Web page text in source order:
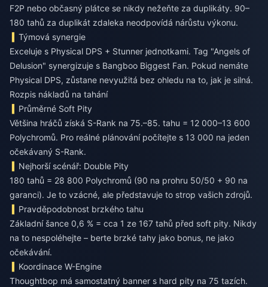
F2P nebo občasný plátce se nikdy nežeňte za duplikáty. 90–
180 tahů za duplikát zdaleka neodpovídá nárůstu výkonu.
Týmová synergie
Exceluje s Physical DPS + Stunner jednotkami. Tag "Angels of
Delusion" synergizuje s Bangboo Biggest Fan. Pokud nemáte
Physical DPS, zůstane nevyužitá bez ohledu na to, jak je silná.
Rozpis nákladů na tahání
Průměrné Soft Pity
Většina hráčů získá S-Rank na 75.–85. tahu = 12 000–13 600
Polychromů. Pro reálné plánování počítejte s 13 000 na jeden
očekávaný S-Rank.
Nejhorší scénář: Double Pity
180 tahů = 28 800 Polychromů (90 na prohru 50/50 + 90 na
garanci). Je to vzácné, ale představuje to strop vašich zdrojů.
Pravděpodobnost brzkého tahu
Základní šance 0,6 % = cca 1 ze 167 tahů před soft pity. Nikdy
na to nespoléhejte – berte brzké tahy jako bonus, ne jako
očekávání.
Koordinace W-Engine
Thoughtbop má samostatný banner s hard pity na 75 tazích.